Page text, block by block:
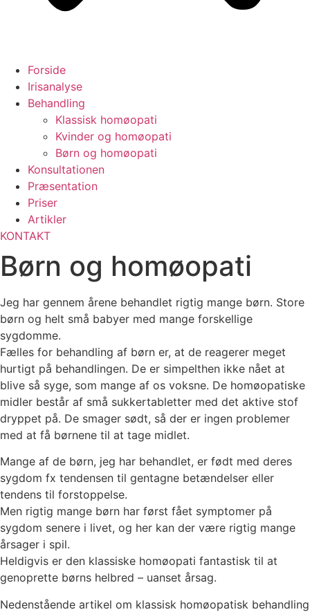
Forside
Irisanalyse
Behandling
Klassisk homøopati
Kvinder og homøopati
Børn og homøopati
Konsultationen
Præsentation
Priser
Artikler
KONTAKT
Børn og homøopati
Jeg har gennem årene behandlet rigtig mange børn. Store
børn og helt små babyer med mange forskellige
sygdomme.
Fælles for behandling af børn er, at de reagerer meget
hurtigt på behandlingen. De er simpelthen ikke nået at
blive så syge, som mange af os voksne. De homøopatiske
midler består af små sukkertabletter med det aktive stof
dryppet på. De smager sødt, så der er ingen problemer
med at få børnene til at tage midlet.
Mange af de børn, jeg har behandlet, er født med deres
sygdom fx tendensen til gentagne betændelser eller
tendens til forstoppelse.
Men rigtig mange børn har først fået symptomer på
sygdom senere i livet, og her kan der være rigtig mange
årsager i spil.
Heldigvis er den klassiske homøopati fantastisk til at
genoprette børns helbred – uanset årsag.
Nedenstående artikel om klassisk homøopatisk behandling